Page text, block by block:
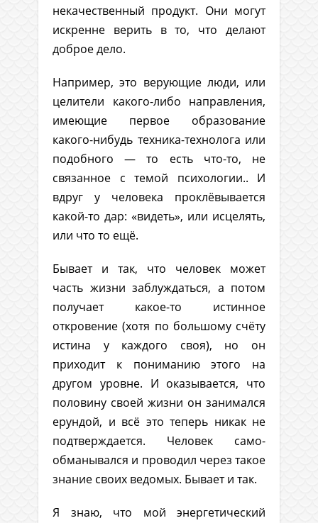
некачественный продукт. Они могут
искренне верить в то, что делают
доброе дело.
Например, это верующие люди, или
целители какого-либо направления,
имеющие первое образование
какого-нибудь техника-технолога или
подобного — то есть что-то, не
связанное с темой психологии.. И
вдруг у человека проклёвывается
какой-то дар: «видеть», или исцелять,
или что то ещё.
Бывает и так, что человек может
часть жизни заблуждаться, а потом
получает какое-то истинное
откровение (хотя по большому счёту
истина у каждого своя), но он
приходит к пониманию этого на
другом уровне. И оказывается, что
половину своей жизни он занимался
ерундой, и всё это теперь никак не
подтверждается. Человек само-
обманывался и проводил через такое
знание своих ведомых. Бывает и так.
Я знаю, что мой энергетический